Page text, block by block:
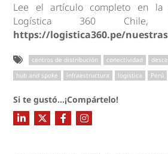
Lee el artículo completo en
Logística 360 Chile,
https://logistica360.pe/
centros de distribución conectividad
hub and spoke
infraestructura logística Perú
Si te gustó...¡Compártelo!